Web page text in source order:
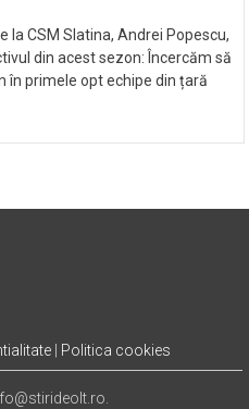
la CSM Slatina, Andrei Popescu,
din acest sezon: Încercăm să
în primele opt echipe din țară
Politica cookies